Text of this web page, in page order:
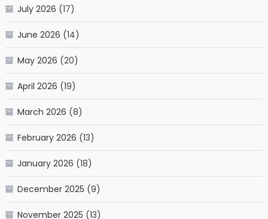
July 2026 (17)
June 2026 (14)
May 2026 (20)
April 2026 (19)
March 2026 (8)
February 2026 (13)
January 2026 (18)
December 2025 (9)
November 2025 (13)